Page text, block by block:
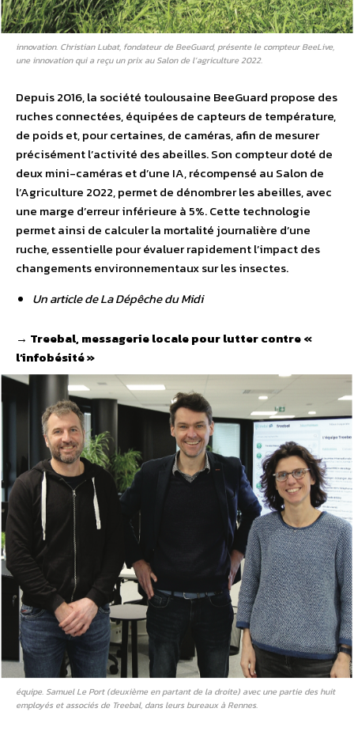
innovation. Christian Lubat, fondateur de BeeGuard, présente le compteur BeeLive,
une innovation qui a reçu un prix au Salon de l’agriculture 2022.
Depuis 2016, la société toulousaine BeeGuard propose des
ruches connectées, équipées de capteurs de température,
de poids et, pour certaines, de caméras, afin de mesurer
précisément l’activité des abeilles. Son compteur doté de
deux mini-caméras et d’une IA, récompensé au Salon de
l’Agriculture 2022, permet de dénombrer les abeilles, avec
une marge d’erreur inférieure à 5%. Cette technologie
permet ainsi de calculer la mortalité journalière d’une
ruche, essentielle pour évaluer rapidement l’impact des
changements environnementaux sur les insectes.
Un article de La Dépêche du Midi
→ Treebal, messagerie locale pour lutter contre «
l’infobésité »
équipe. Samuel Le Port (deuxième en partant de la droite) avec une partie des huit
employés et associés de Treebal, dans leurs bureaux à Rennes.